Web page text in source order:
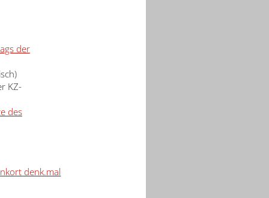
der
KZ-
des
denk.mal